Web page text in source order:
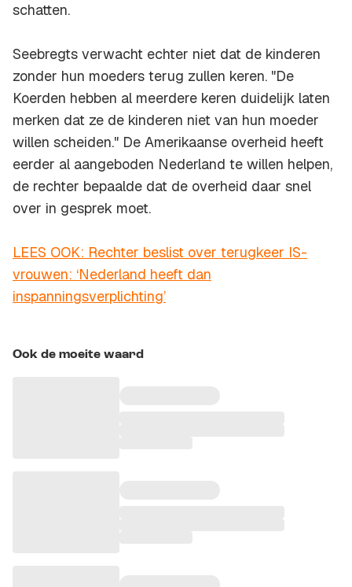
schatten.
Seebregts verwacht echter niet dat de kinderen
zonder hun moeders terug zullen keren. "De
Koerden hebben al meerdere keren duidelijk laten
merken dat ze de kinderen niet van hun moeder
willen scheiden." De Amerikaanse overheid heeft
eerder al aangeboden Nederland te willen helpen,
de rechter bepaalde dat de overheid daar snel
over in gesprek moet.
LEES OOK: Rechter beslist over terugkeer IS-
vrouwen: ‘Nederland heeft dan
inspanningsverplichting’
Ook de moeite waard